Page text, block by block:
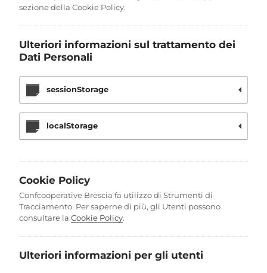
sezione della Cookie Policy.
Ulteriori informazioni sul trattamento dei
Dati Personali
sessionStorage
localStorage
Cookie Policy
Confcooperative Brescia fa utilizzo di Strumenti di
Tracciamento. Per saperne di più, gli Utenti possono
consultare la Cookie Policy.
Ulteriori informazioni per gli utenti